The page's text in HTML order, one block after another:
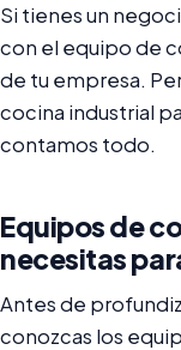
Si tienes un
con el equipo de
de tu empresa.
cocina industrial
contamos todo.
Equipos de
necesitas
Antes de
conozcas los